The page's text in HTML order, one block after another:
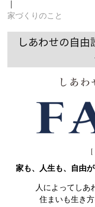
家づくりのこと
しあわせの自
家も、人生も、自由
人によってしあ
住まいも生き